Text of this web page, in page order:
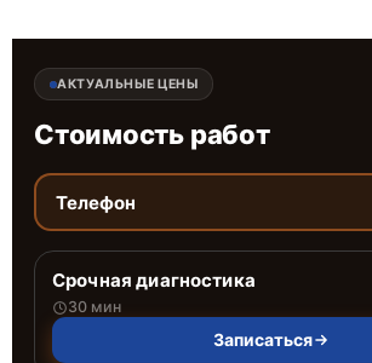
АКТУАЛЬНЫЕ ЦЕНЫ
Стоимость работ
Телефон
Срочная диагностика
30 мин
Записаться